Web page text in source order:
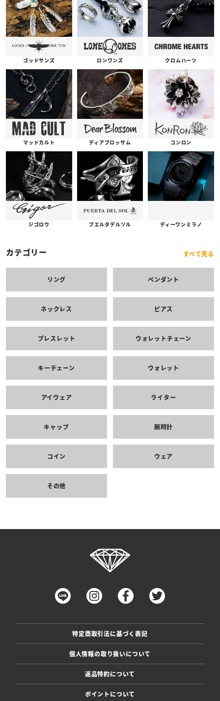
ゴッドサンズ ロンワンズ クロムハーツ
マッドカルト ディアブロッサム コンロン
ジゴロウ プエルタデルソル ディーワンミラノ
カテゴリー すべて見る
リング ペンダント
ネックレス ピアス
ブレスレット ウォレットチェーン
キーチェーン ウォレット
アイウェア ライター
キャップ 腕時計
コイン ウェア
その他
特定商取引法に基づく表記
個人情報の取り扱いについて
返品特約について
ポイントについて